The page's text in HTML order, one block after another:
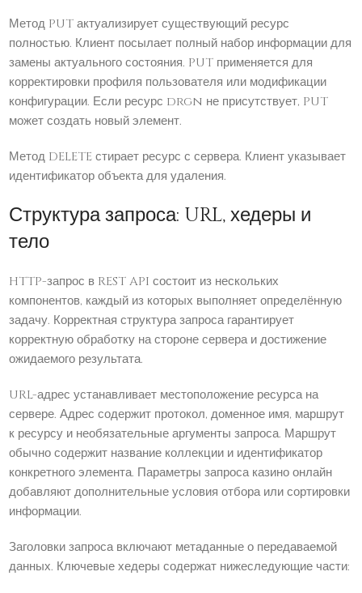
Метод PUT актуализирует существующий ресурс
полностью. Клиент посылает полный набор информации для
замены актуального состояния. PUT применяется для
корректировки профиля пользователя или модификации
конфигурации. Если ресурс drgn не присутствует, PUT
может создать новый элемент.
Метод DELETE стирает ресурс с сервера. Клиент указывает
идентификатор объекта для удаления.
Структура запроса: URL, хедеры и
тело
HTTP-запрос в REST API состоит из нескольких
компонентов, каждый из которых выполняет определённую
задачу. Корректная структура запроса гарантирует
корректную обработку на стороне сервера и достижение
ожидаемого результата.
URL-адрес устанавливает местоположение ресурса на
сервере. Адрес содержит протокол, доменное имя, маршрут
к ресурсу и необязательные аргументы запроса. Маршрут
обычно содержит название коллекции и идентификатор
конкретного элемента. Параметры запроса казино онлайн
добавляют дополнительные условия отбора или сортировки
информации.
Заголовки запроса включают метаданные о передаваемой
данных. Ключевые хедеры содержат нижеследующие части: